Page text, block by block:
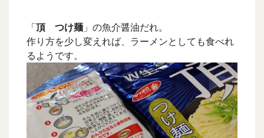
「頂 つけ麺 」の魚介醤油だれ。
作り方を少し変えれば、ラーメンとしても食べれ
るようです。